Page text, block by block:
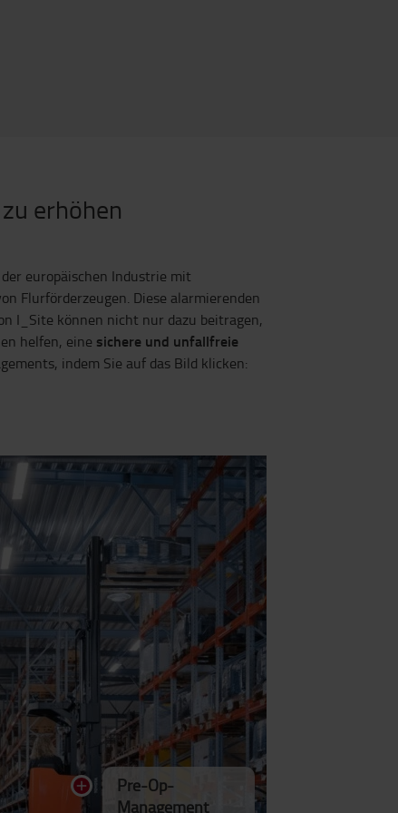
erhöhen
europäischen Industrie mit
Flurförderzeugen. Diese alarmierenden
I_Site können nicht nur dazu beitragen,
helfen, eine sichere und unfallfreie
indem Sie auf das Bild klicken:
Pre-Op-
Management